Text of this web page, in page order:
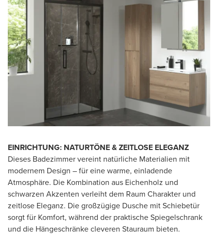
EINRICHTUNG: NATURTÖNE & ZEITLOSE ELEGANZ
Dieses Badezimmer vereint natürliche Materialien mit
modernem Design – für eine warme, einladende
Atmosphäre. Die Kombination aus Eichenholz und
schwarzen Akzenten verleiht dem Raum Charakter und
zeitlose Eleganz. Die großzügige Dusche mit Schiebetür
sorgt für Komfort, während der praktische Spiegelschrank
und die Hängeschränke cleveren Stauraum bieten.